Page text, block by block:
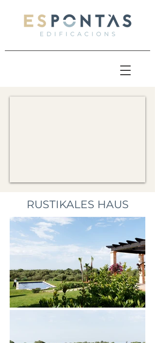
RUSTIKALES HAUS